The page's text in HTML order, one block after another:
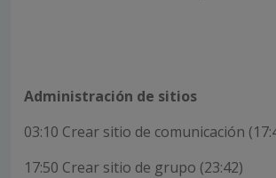
Administración de sitios
03:10 Crear sitio de comunicación
17:50 Crear sitio de grupo (23:42)